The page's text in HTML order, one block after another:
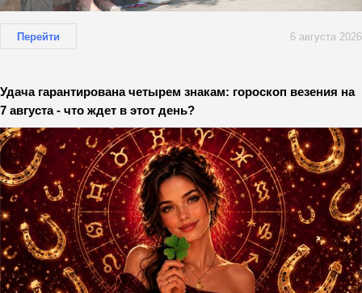
Перейти 6 августа 2026
Удача гарантирована четырем знакам: гороскоп везения на
7 августа - что ждет в этот день?